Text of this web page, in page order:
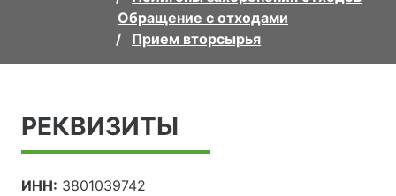
Обращение с отходами
Прием вторсырья
РЕКВИЗИТЫ
ИНН: 3801039742